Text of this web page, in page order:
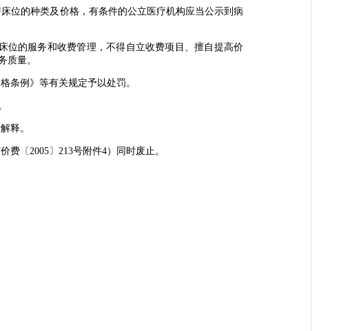
位的种类及价格，有条件的公立医疗机构应当公示到病
位的服务和收费管理，不得自立收费项目、擅自提高价
质量。
条例》等有关规定予以处罚。
释。
〔2005〕213号附件4）同时废止。